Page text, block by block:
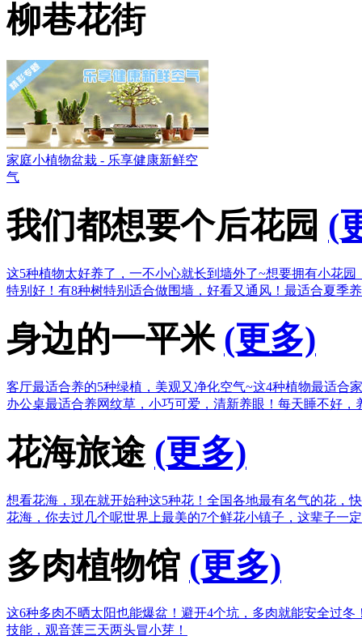
柳巷花街
家庭小植物盆栽 - 乐享健康新鲜空
气
我们都想要个后花园 (
这5种植物太好养了，一不小心就长到墙外了~想要拥有小花园
特别好！ 有8种树特别适合做围墙，好看又通风！ 最适合夏季
身边的一平米 (更多)
客厅最适合养的5种绿植，美观又净化空气~这4种植物最适合
办公桌最适合养网纹草，小巧可爱，清新养眼！ 每天睡不好，
花海旅途 (更多)
想看花海，现在就开始种这5种花！ 全国各地最有名气的花，
花海，你去过几个呢世界上最美的7个鲜花小镇子，这辈子一
多肉植物馆 (更多)
这6种多肉不晒太阳也能爆盆！ 避开4个坑，多肉就能安全过冬
技能，观音莲三天两头冒小芽！